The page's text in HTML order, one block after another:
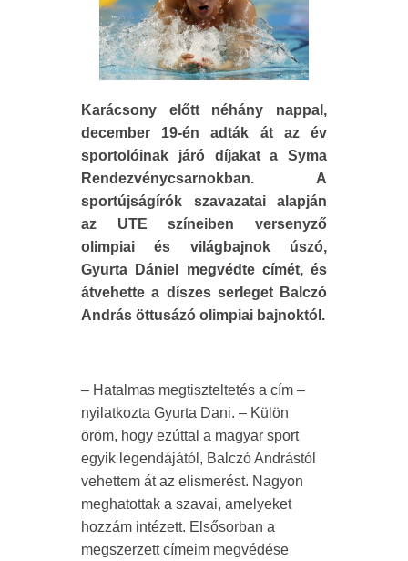
Karácsony előtt néhány nappal,
december 19-én adták át az év
sportolóinak járó díjakat a Syma
Rendezvénycsarnokban. A
sportújságírók szavazatai alapján
az UTE színeiben versenyző
olimpiai és világbajnok úszó,
Gyurta Dániel megvédte címét, és
átvehette a díszes serleget Balczó
András öttusázó olimpiai bajnoktól.
– Hatalmas megtiszteltetés a cím –
nyilatkozta Gyurta Dani. – Külön
öröm, hogy ezúttal a magyar sport
egyik legendájától, Balczó Andrástól
vehettem át az elismerést. Nagyon
meghatottak a szavai, amelyeket
hozzám intézett. Elsősorban a
megszerzett címeim megvédése